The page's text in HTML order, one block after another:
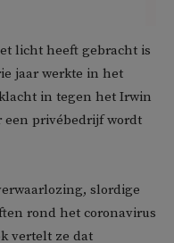
licht heeft gebracht is
jaar werkte in het
in tegen het Irwin
een privébedrijf wordt
slordige
rond het coronavirus
vertelt ze dat